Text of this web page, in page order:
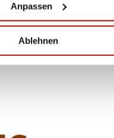
Anpassen
Ablehnen